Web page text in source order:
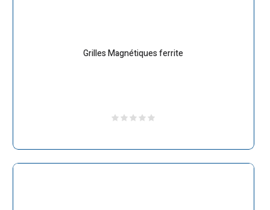
Grilles Magnétiques ferrite